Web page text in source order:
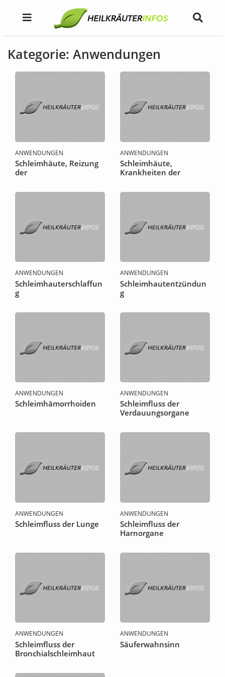
Kategorie: Anwendungen
ANWENDUNGEN
Schleimhäute, Reizung
der
ANWENDUNGEN
Schleimhäute,
Krankheiten der
ANWENDUNGEN
Schleimhauterschlaffun
g
ANWENDUNGEN
Schleimhautentzündun
g
ANWENDUNGEN
Schleimhämorrhoiden
ANWENDUNGEN
Schleimfluss der
Verdauungsorgane
ANWENDUNGEN
Schleimfluss der Lunge
ANWENDUNGEN
Schleimfluss der
Harnorgane
ANWENDUNGEN
Schleimfluss der
Bronchialschleimhaut
ANWENDUNGEN
Säuferwahnsinn